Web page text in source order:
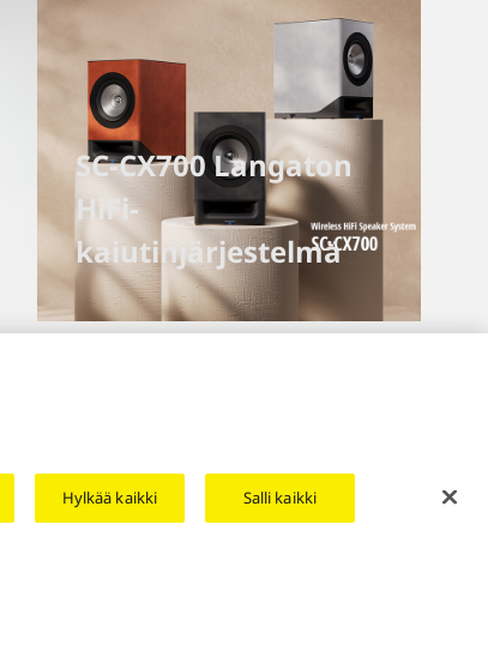
SC-CX700 Langaton
HiFi-
kaiutinjärjestelmä
Hylkää kaikki Salli kaikki